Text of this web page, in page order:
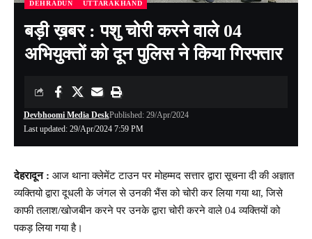
DEHRADUN UTTARAKHAND
बड़ी ख़बर : पशु चोरी करने वाले 04
अभियुक्तों को दून पुलिस ने किया गिरफ्तार
Last updated: 29/Apr/2024 7:59 PM
Devbhoomi Media DeskPublished: 29/Apr/2024
देहरादून : आज थाना क्लेमेंट टाउन पर मोहम्मद सत्तार द्वारा सूचना दी की अज्ञात
व्यक्तियो द्वारा दूधली के जंगल से उनकी भैंस को चोरी कर लिया गया था, जिसे
काफी तलाश/खोजबीन करने पर उनके द्वारा चोरी करने वाले 04 व्यक्तियों को
पकड़ लिया गया है।